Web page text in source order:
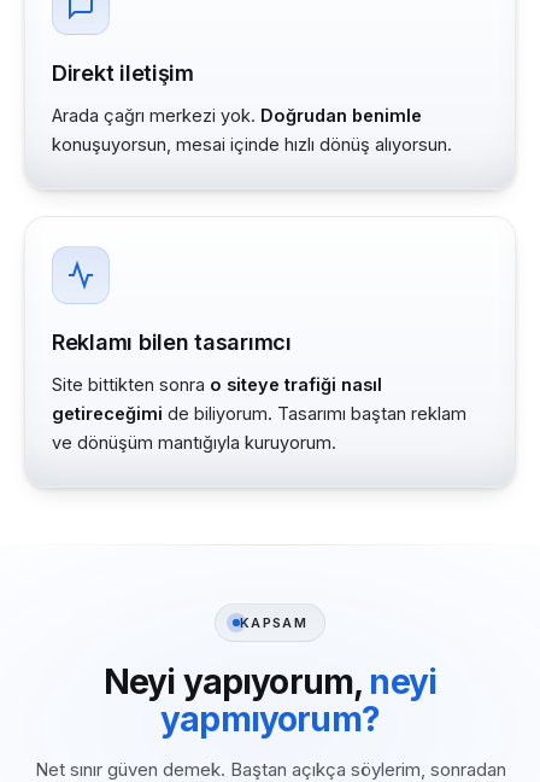
Direkt iletişim
Arada çağrı merkezi yok. Doğrudan benimle
konuşuyorsun, mesai içinde hızlı dönüş alıyorsun.
Reklamı bilen tasarımcı
Site bittikten sonra o siteye trafiği nasıl
getireceğimi de biliyorum. Tasarımı baştan reklam
ve dönüşüm mantığıyla kuruyorum.
KAPSAM
Neyi yapıyorum, neyi
yapmıyorum?
Net sınır güven demek. Baştan açıkça söylerim, sonradan